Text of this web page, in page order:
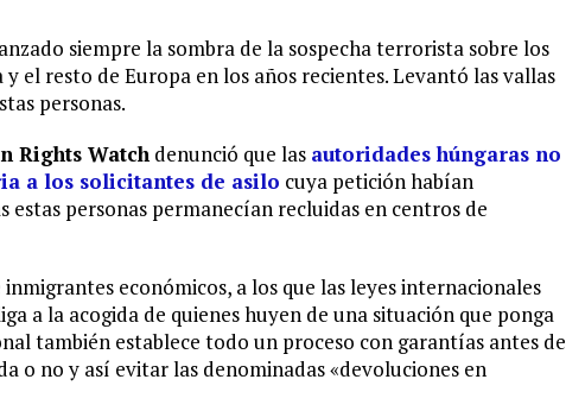
siempre la sombra de la sospecha terrorista sobre los
el resto de Europa en los años recientes. Levantó las vallas
personas.
Rights Watch denunció que las autoridades húngaras no
a los solicitantes de asilo cuya petición habían
personas permanecían recluidas en centros de
económicos, a los que las leyes internacionales
a la acogida de quienes huyen de una situación que ponga
también establece todo un proceso con garantías antes de
o no y así evitar las denominadas «devoluciones en